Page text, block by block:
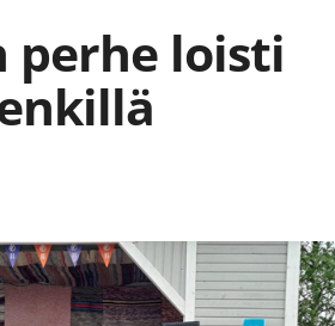
perhe loisti